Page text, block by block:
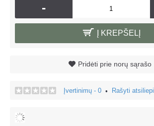
-
Į KREPŠELĮ
Pridėti prie norų sąrašo
Įvertinimų - 0 • Rašyti